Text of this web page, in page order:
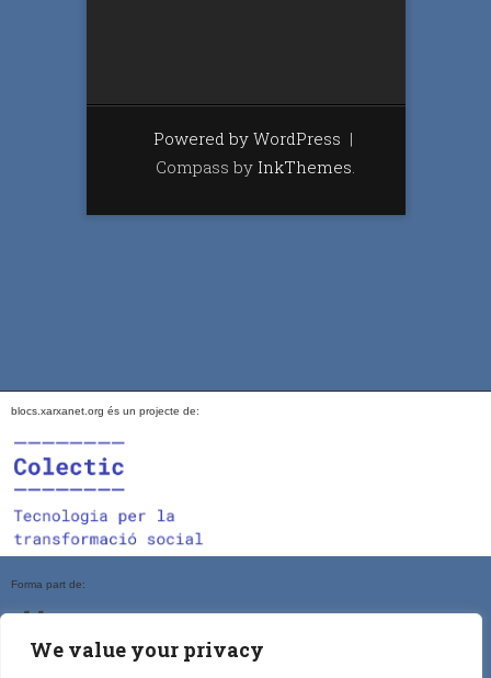
We value your privacy
Powered by WordPress |
Compass by InkThemes
blocs.xarxanet.org és un projecte de:
Forma part de: